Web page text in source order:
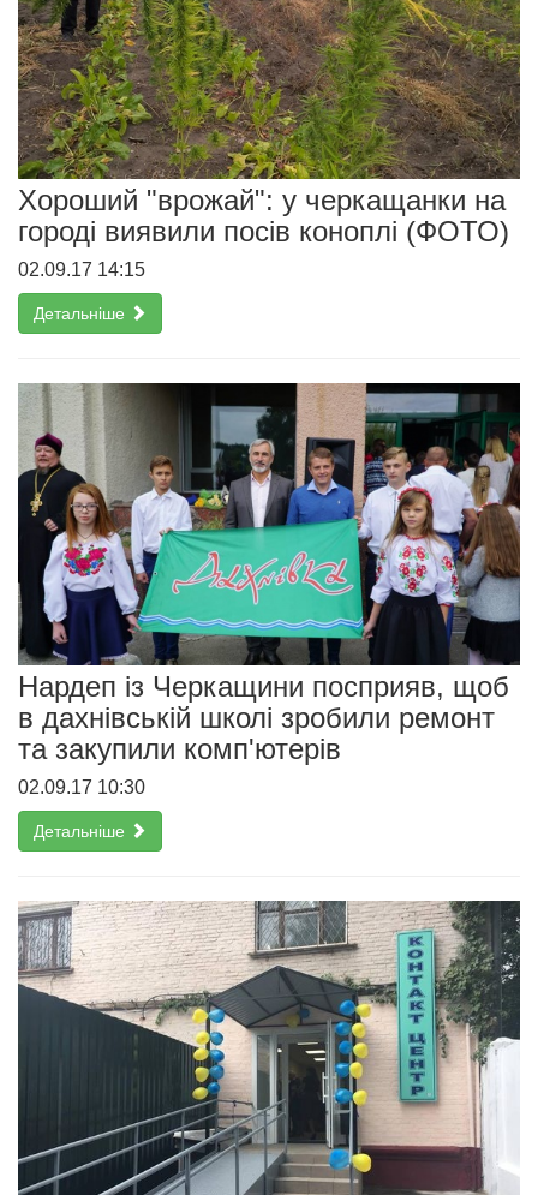
Хороший "врожай": у черкащанки на
городі виявили посів коноплі (ФОТО)
02.09.17 14:15
Детальніше
Нардеп із Черкащини посприяв, щоб
в дахнівській школі зробили ремонт
та закупили комп'ютерів
02.09.17 10:30
Детальніше